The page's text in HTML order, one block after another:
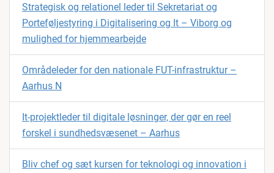
Strategisk og relationel leder til Sekretariat og
Porteføljestyring i Digitalisering og It – Viborg og
mulighed for hjemmearbejde
Områdeleder for den nationale FUT-infrastruktur –
Aarhus N
It-projektleder til digitale løsninger, der gør en reel
forskel i sundhedsvæsenet – Aarhus
Bliv chef og sæt kursen for teknologi og innovation i